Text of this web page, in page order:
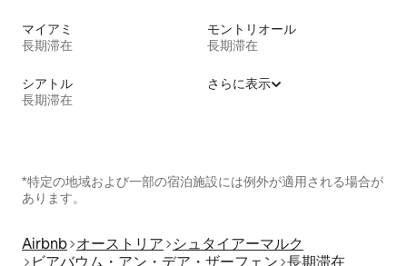
マイアミ
長期滞在
モントリオール
長期滞在
シアトル
長期滞在
さらに表示
*特定の地域および一部の宿泊施設には例外が適用される場合が
あります。
Airbnb オーストリア
シュタイアーマルク
ビアバウム・アン・デア・ザーフェン 長期滞在